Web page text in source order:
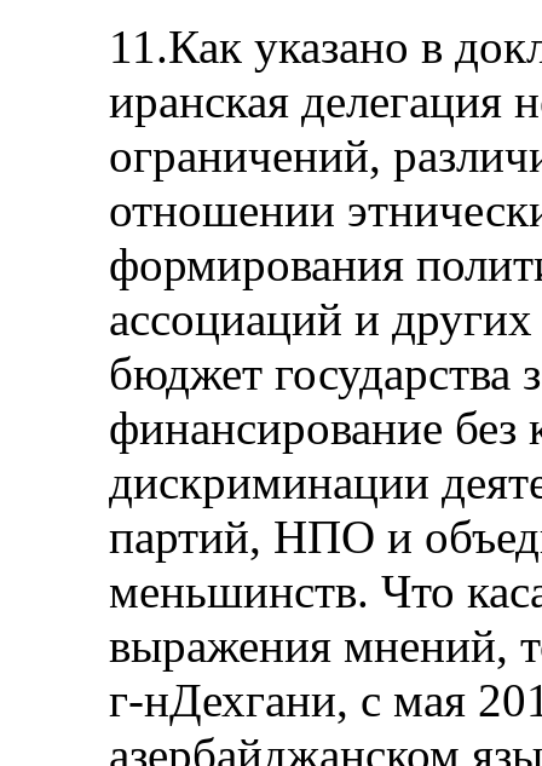
11.Как указано в
иранская делегация
ограничений,
отношении
формирования
ассоциаций и
бюджет государства
финансирование без
дискриминации
партий, НПО и
меньшинств. Что
выражения мнений,
г‑нДехгани, с мая
азербайджанском